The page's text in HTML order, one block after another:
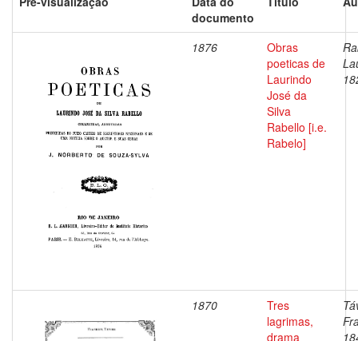
documento
1876
Obras
poeticas de
Laurindo
José da
Silva
Rabello [i.e.
Rabelo]
1870
Tres
lagrimas,
drama